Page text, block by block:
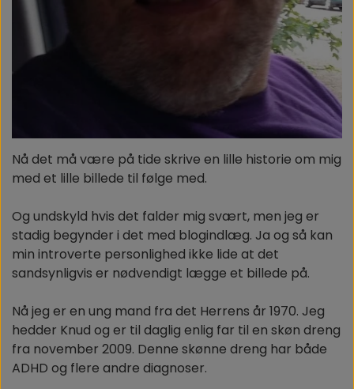
Nå det må være på tide skrive en lille historie om mig
med et lille billede til følge med.
Og undskyld hvis det falder mig svært, men jeg er
stadig begynder i det med blogindlæg. Ja og så kan
min introverte personlighed ikke lide at det
sandsynligvis er nødvendigt lægge et billede på.
Nå jeg er en ung mand fra det Herrens år 1970. Jeg
hedder Knud og er til daglig enlig far til en skøn dreng
fra november 2009. Denne skønne dreng har både
ADHD og flere andre diagnoser.